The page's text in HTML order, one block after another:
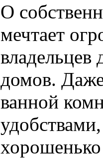
О
мечтает
владельцев
домов.
ванной